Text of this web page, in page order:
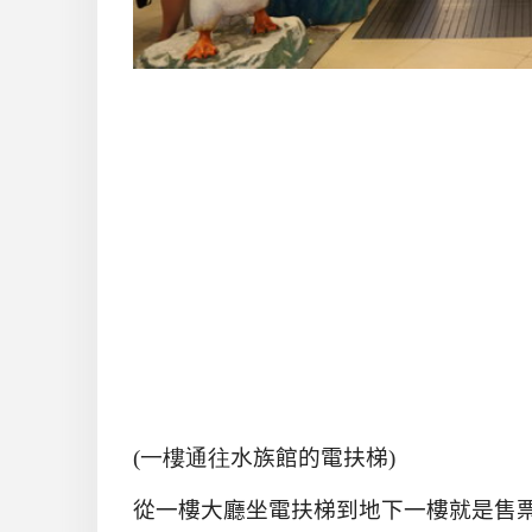
(一樓通往水族館的電扶梯)
從一樓大廳坐電扶梯到地下一樓就是售